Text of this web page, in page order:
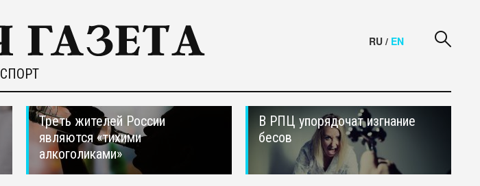
СПОРТ
RU / EN
Треть жителей России
являются «тихими
алкоголиками»
В РПЦ упорядочат изгнание
бесов